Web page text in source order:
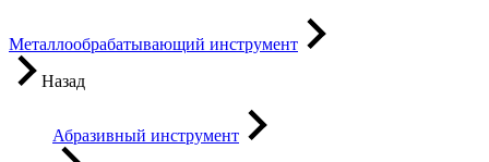
Металлообрабатывающий инструмент
Назад
Абразивный инструмент